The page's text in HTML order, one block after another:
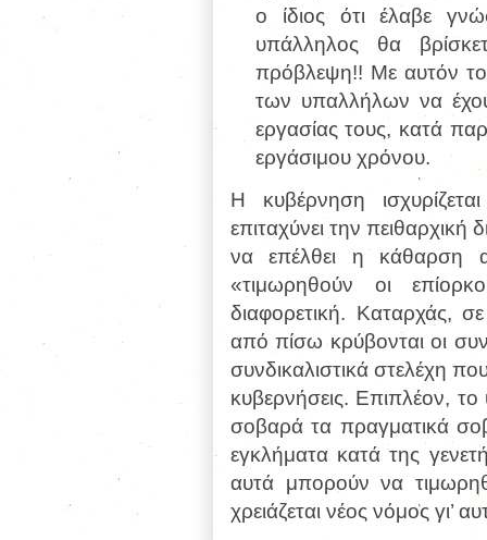
ο ίδιος ότι έλαβε
υπάλληλος θα
πρόβλεψη!! Με αυτόν
των υπαλλήλων να
εργασίας τους, κατά
εργάσιμου χρόνου.
Η κυβέρνηση
επιταχύνει την
να επέλθει η κάθαρση
«τιμωρηθούν οι
διαφορετική. Καταρχάς,
από πίσω κρύβονται οι
συνδικαλιστικά στελέχη
κυβερνήσεις. Επιπλέον,
σοβαρά τα πραγματικά
εγκλήματα κατά της
αυτά μπορούν να
χρειάζεται νέος νόμος γι’